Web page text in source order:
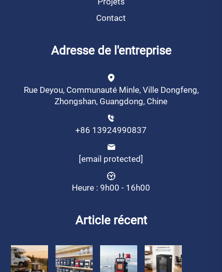
Contact
Adresse de l'entreprise
Rue Deyou, Communauté Minle, Ville Dongfeng,
Zhongshan, Guangdong, Chine
+86 13924990837
[email protected]
Heure : 9h00 - 16h00
Article récent